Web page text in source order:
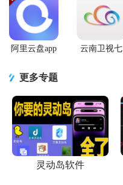
阿里云盘app
云南卫视七
更多专题
灵动岛软件